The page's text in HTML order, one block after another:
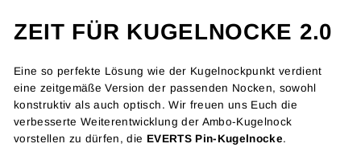
ZEIT FÜR KUGELNOCKE 2.0
Eine so perfekte Lösung wie der Kugelnockpunkt verdient
eine zeitgemäße Version der passenden Nocken, sowohl
konstruktiv als auch optisch. Wir freuen uns Euch die
verbesserte Weiterentwicklung der Ambo-Kugelnock
vorstellen zu dürfen, die EVERTS Pin-Kugelnocke.